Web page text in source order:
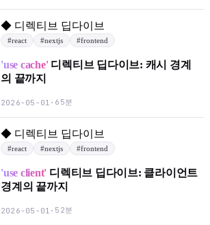
◆ 디렉티브 딥다이브
#react #nextjs #frontend
'use cache' 디렉티브 딥다이브: 캐시 경계
의 끝까지
2026-05-01 · 65분
◆ 디렉티브 딥다이브
#react #nextjs #frontend
'use client' 디렉티브 딥다이브: 클라이언트
경계의 끝까지
2026-05-01 · 52분